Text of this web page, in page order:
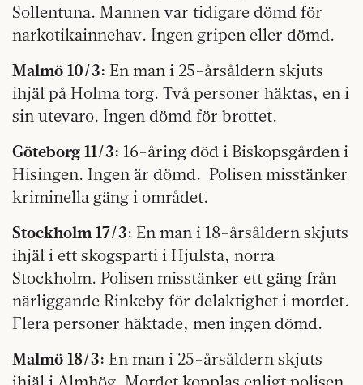
Sollentuna. Mannen var tidigare dömd för
narkotikainnehav. Ingen gripen eller dömd.
Malmö 10/3: En man i 25-års­åldern skjuts
ihjäl på Holma torg. Två personer häktas, en i
sin utevaro. Ingen dömd för brottet.
Göteborg 11/3: 16-åring död i Biskopsgården i
Hisingen. Ingen är dömd. Polisen misstänker
kriminella gäng i området.
Stockholm 17/3: En man i 18-årsåldern skjuts
ihjäl i ett skogsparti i Hjulsta, norra
Stockholm. Polisen misstänker ett gäng från
närliggande Rinkeby för delaktighet i mordet.
Flera personer häktade, men ingen dömd.
Malmö 18/3: En man i 25-årsåldern skjuts